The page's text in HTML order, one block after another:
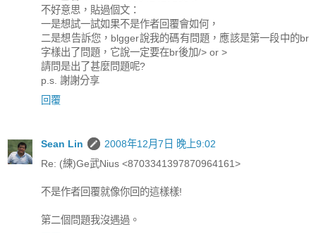
不好意思，貼過個文：
一是想試一試如果不是作者回覆會如何，
二是想告訴您，blgger說我的碼有問題，應該是第一段中的br
字樣出了問題，它說一定要在br後加/> or >
請問是出了甚麼問題呢?
p.s. 謝謝分享
回覆
Sean Lin
2008年12月7日 晚上9:02
Re: (練)Ge武Nius <8703341397870964161>
不是作者回覆就像你回的這樣樣!
第二個問題我沒遇過。